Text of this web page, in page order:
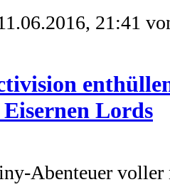
21:41
Lords
Abenteuer